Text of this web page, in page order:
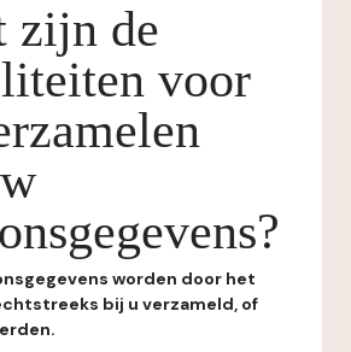
zijn de
voor
worden door het
bij u verzameld, of